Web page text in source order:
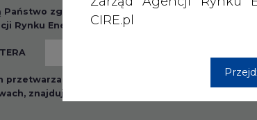
CIRE.pl
Państwo zgodę na otrzymywanie treści
Rynku Energii S.A z siedzibą w Warszawie.
przez nas Państwa danych
znajduje się w